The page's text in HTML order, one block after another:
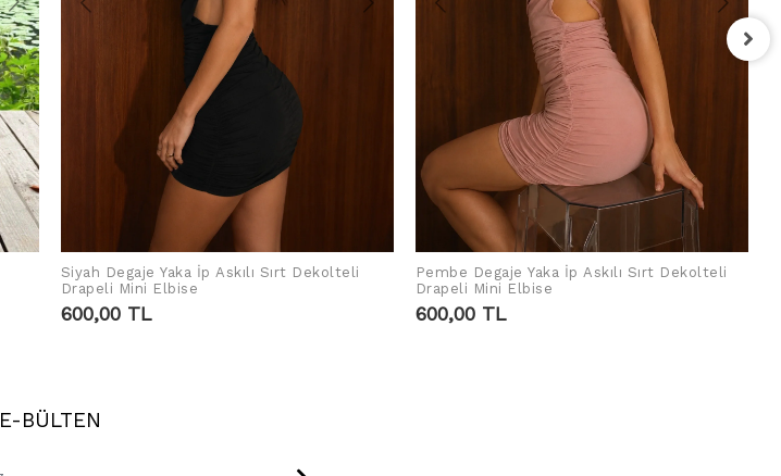
SEPETE EKLE
Siyah Degaje Yaka İp Askılı Sırt Dekolteli
Drapeli Mini Elbise
600,00 TL
SEPETE EKLE
Pembe Degaje Yaka İp Askılı Sırt Dekolteli
Drapeli Mini Elbise
600,00 TL
E-BÜLTEN